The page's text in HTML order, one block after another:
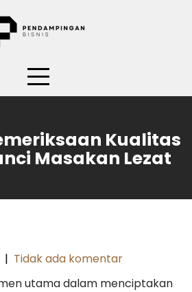
Kualitas
Masakan Lezat
| Tidak ada komentar
utama dalam menciptakan